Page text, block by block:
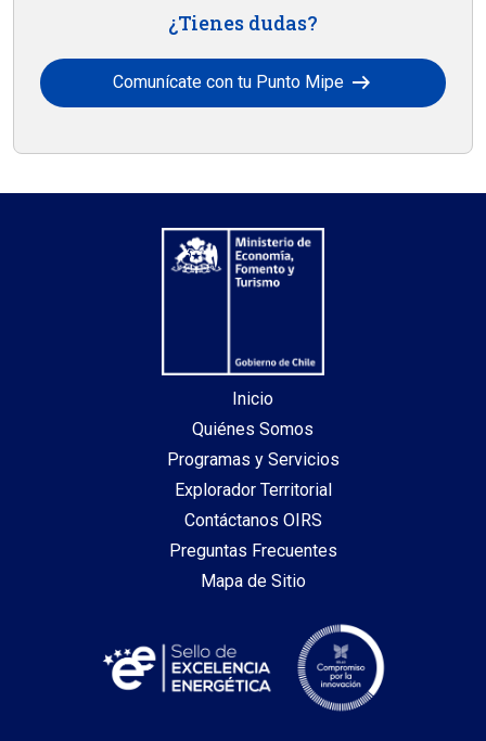
¿Tienes dudas?
Comunícate con tu Punto Mipe arrow_right_alt
Inicio
Quiénes Somos
Programas y Servicios
Explorador Territorial
Contáctanos OIRS
Preguntas Frecuentes
Mapa de Sitio